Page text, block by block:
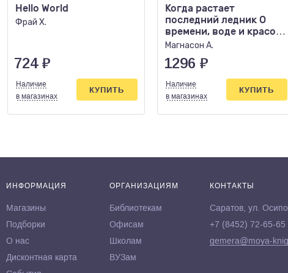
Hello World
Фрай Х.
724 ₽
Наличие
в магазинах
КУПИТЬ
Когда растает
последний ледник О
времени, воде и красоте
мира, который мы..
Магнасон А.
1296 ₽
Наличие
в магазинах
КУПИТЬ
ИНФОРМАЦИЯ
Магазины
Подборки
О нас
Дисконтная карта
ОРГАНИЗАЦИЯМ
Библиотекам
Офисам
Школам
ВУЗам
КОНТАКТЫ
Саратов, ул.
+7 (8452) 72-65-65
gemera@moya-